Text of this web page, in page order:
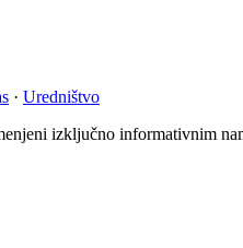
· Uredništvo
izključno informativnim